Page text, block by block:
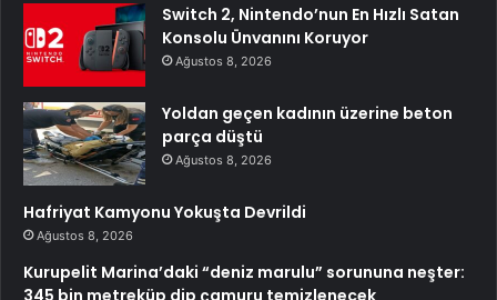
Switch 2, Nintendo’nun En Hızlı Satan
Konsolu Ünvanını Koruyor
Ağustos 8, 2026
Yoldan geçen kadının üzerine beton
parça düştü
Ağustos 8, 2026
Hafriyat Kamyonu Yokuşta Devrildi
Ağustos 8, 2026
Kurupelit Marina’daki “deniz marulu” sorununa neşter: